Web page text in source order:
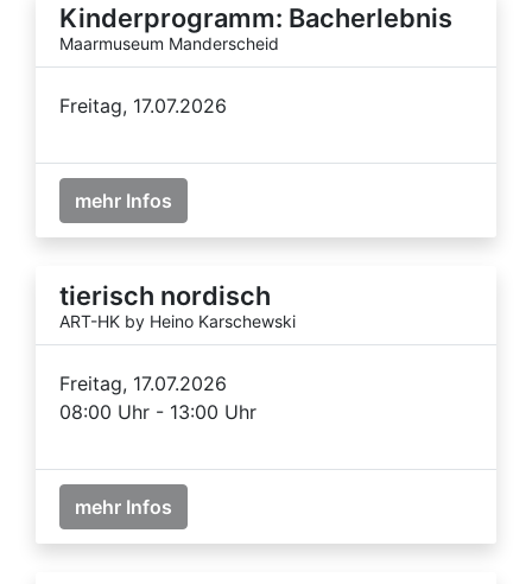
Kinderprogramm: Bacherlebnis
Maarmuseum Manderscheid
Freitag, 17.07.2026
mehr Infos
tierisch nordisch
ART-HK by Heino Karschewski
Freitag, 17.07.2026
08:00 Uhr - 13:00 Uhr
mehr Infos